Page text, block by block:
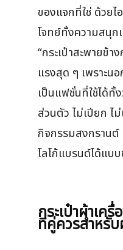
ของแจกที่ใช่ ด้วย
โจทย์ทั้งความสนุก
“กระเป๋าสะพายข้า
แรงสุด ๆ เพราะน
เป็นแฟชั่นที่ใช้ได้ทั้
ส่วนตัว ไม่เปียก ไ
กิจกรรมสงกราน
โลโก้แบรนด์ได้แบ
กระเป๋าผ้าเค
ที่คู่ควรสำหรั